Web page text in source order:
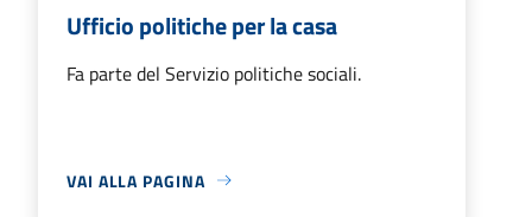
Ufficio politiche per la casa
Fa parte del Servizio politiche sociali.
VAI ALLA PAGINA